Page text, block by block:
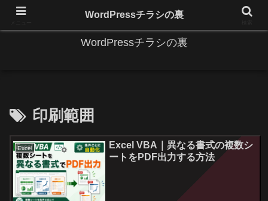
IT系に係る基礎的な情報と便利な使い方を更新します。
WordPressチラシの裏
印刷範囲
Excel
Excel VBA｜異なる書式の複数シ
ートをPDF出力する方法
WordPressチラシの裏